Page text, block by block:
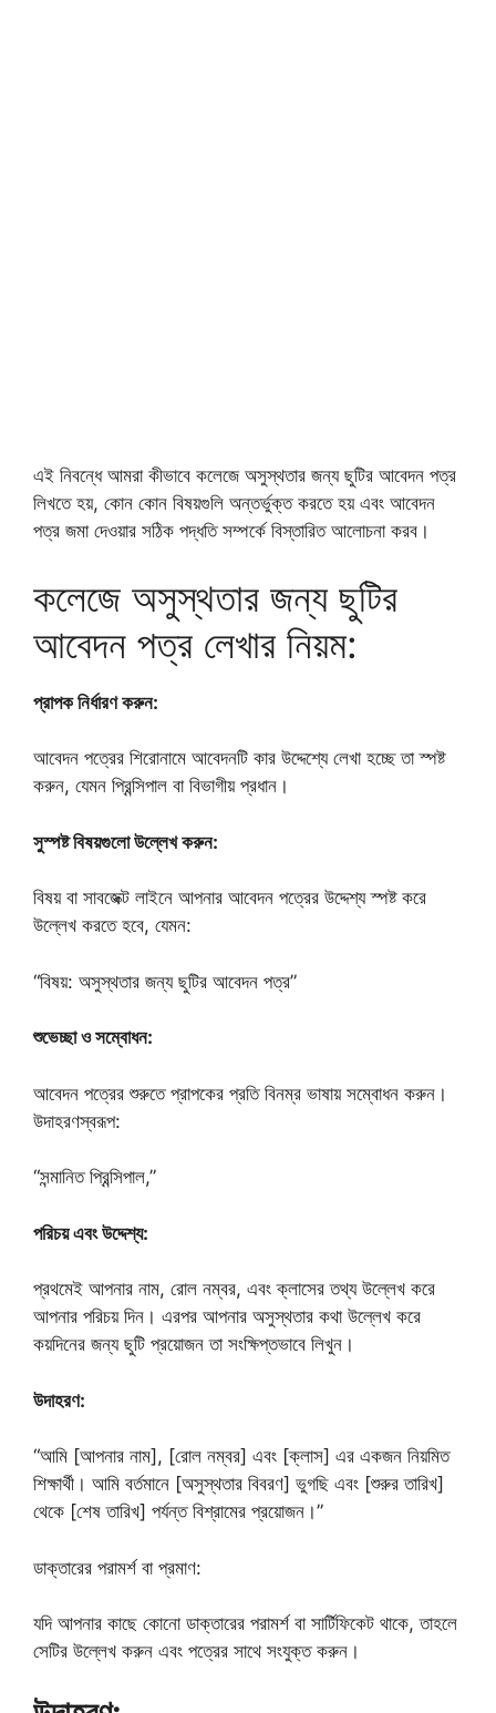
এই নিবন্ধে আমরা কীভাবে কলেজে অসুস্থতার জন্য ছুটির আবেদন পত্র
লিখতে হয়, কোন কোন বিষয়গুলি অন্তর্ভুক্ত করতে হয় এবং আবেদন
পত্র জমা দেওয়ার সঠিক পদ্ধতি সম্পর্কে বিস্তারিত আলোচনা করব।
কলেজে অসুস্থতার জন্য ছুটির
আবেদন পত্র লেখার নিয়ম:
প্রাপক নির্ধারণ করুন:
আবেদন পত্রের শিরোনামে আবেদনটি কার উদ্দেশ্যে লেখা হচ্ছে তা স্পষ্ট
করুন, যেমন প্রিন্সিপাল বা বিভাগীয় প্রধান।
সুস্পষ্ট বিষয়গুলো উল্লেখ করুন:
বিষয় বা সাবজেক্ট লাইনে আপনার আবেদন পত্রের উদ্দেশ্য স্পষ্ট করে
উল্লেখ করতে হবে, যেমন:
“বিষয়: অসুস্থতার জন্য ছুটির আবেদন পত্র”
শুভেচ্ছা ও সম্বোধন:
আবেদন পত্রের শুরুতে প্রাপকের প্রতি বিনম্র ভাষায় সম্বোধন করুন।
উদাহরণস্বরূপ:
“সন্মানিত প্রিন্সিপাল,”
পরিচয় এবং উদ্দেশ্য:
প্রথমেই আপনার নাম, রোল নম্বর, এবং ক্লাসের তথ্য উল্লেখ করে
আপনার পরিচয় দিন। এরপর আপনার অসুস্থতার কথা উল্লেখ করে
কয়দিনের জন্য ছুটি প্রয়োজন তা সংক্ষিপ্তভাবে লিখুন।
উদাহরণ:
“আমি [আপনার নাম], [রোল নম্বর] এবং [ক্লাস] এর একজন নিয়মিত
শিক্ষার্থী। আমি বর্তমানে [অসুস্থতার বিবরণ] ভুগছি এবং [শুরুর তারিখ]
থেকে [শেষ তারিখ] পর্যন্ত বিশ্রামের প্রয়োজন।”
ডাক্তারের পরামর্শ বা প্রমাণ:
যদি আপনার কাছে কোনো ডাক্তারের পরামর্শ বা সার্টিফিকেট থাকে, তাহলে
সেটির উল্লেখ করুন এবং পত্রের সাথে সংযুক্ত করুন।